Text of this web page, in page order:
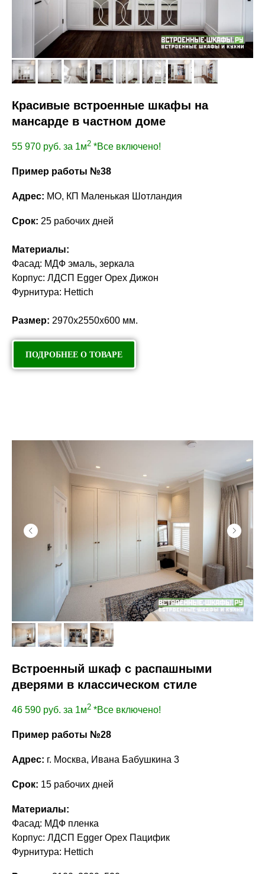
Красивые встроенные шкафы на
мансарде в частном доме
55 970 руб. за 1м2 *Все включено!
Пример работы №38
Адрес: МО, КП Маленькая Шотландия
Срок: 25 рабочих дней
Материалы:
Фасад: МДФ эмаль, зеркала
Корпус: ЛДСП Egger Орех Дижон
Фурнитура: Hettich
Размер: 2970х2550х600 мм.
ПОДРОБНЕЕ О ТОВАРЕ
Встроенный шкаф с распашными
дверями в классическом стиле
46 590 руб. за 1м2 *Все включено!
Пример работы №28
Адрес: г. Москва, Ивана Бабушкина 3
Срок: 15 рабочих дней
Материалы:
Фасад: МДФ пленка
Корпус: ЛДСП Egger Орех Пацифик
Фурнитура: Hettich